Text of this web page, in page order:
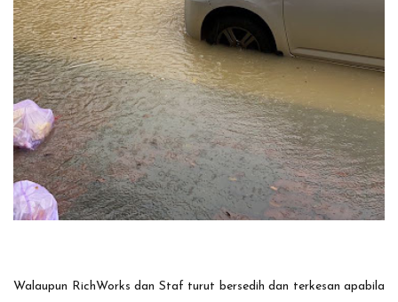
Walaupun RichWorks dan Staf turut bersedih dan terkesan apabila